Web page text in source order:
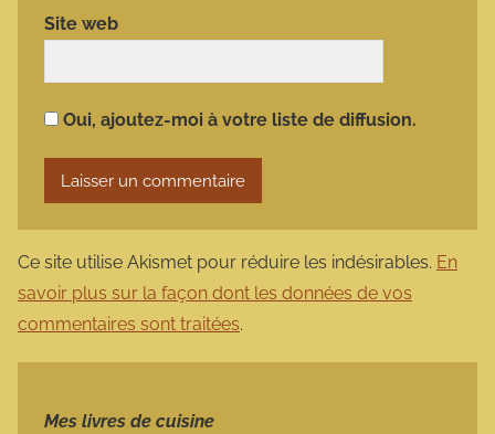
Site web
Oui, ajoutez-moi à votre liste de diffusion.
Ce site utilise Akismet pour réduire les indésirables. En
savoir plus sur la façon dont les données de vos
commentaires sont traitées.
Mes livres de cuisine